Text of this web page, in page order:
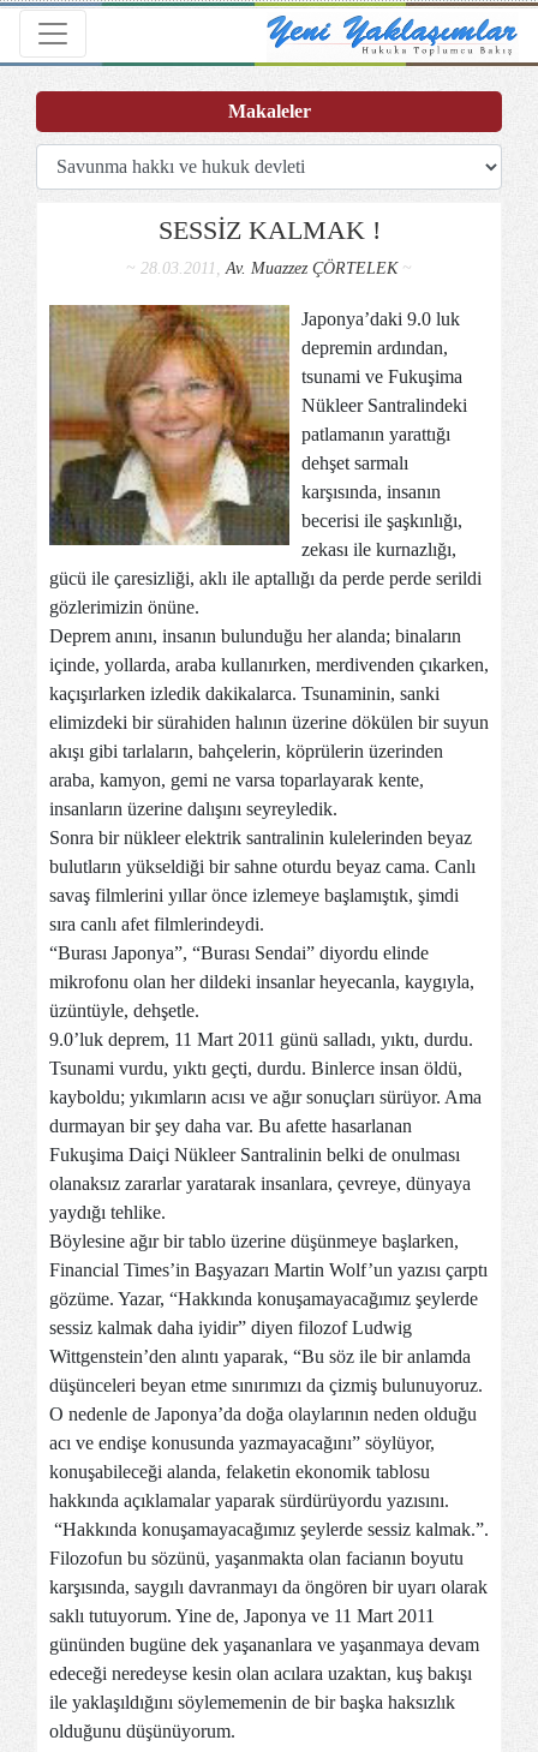
Toggle navigation
SESSİZ KALMAK !
~ 28.03.2011,Av. Muazzez ÇÖRTELEK~
Japonya’daki 9.0 luk
depremin ardından,
tsunami ve Fukuşima
Nükleer Santralindeki
patlamanın yarattığı
dehşet sarmalı
karşısında, insanın
becerisi ile şaşkınlığı,
zekası ile kurnazlığı,
gücü ile çaresizliği, aklı ile aptallığı da perde perde serildi
gözlerimizin önüne.
Deprem anını, insanın bulunduğu her alanda; binaların
içinde, yollarda, araba kullanırken, merdivenden çıkarken,
kaçışırlarken izledik dakikalarca. Tsunaminin, sanki
elimizdeki bir sürahiden halının üzerine dökülen bir suyun
akışı gibi tarlaların, bahçelerin, köprülerin üzerinden
araba, kamyon, gemi ne varsa toparlayarak kente,
insanların üzerine dalışını seyreyledik.
Sonra bir nükleer elektrik santralinin kulelerinden beyaz
bulutların yükseldiği bir sahne oturdu beyaz cama. Canlı
savaş filmlerini yıllar önce izlemeye başlamıştık, şimdi
sıra canlı afet filmlerindeydi.
“Burası Japonya”, “Burası Sendai” diyordu elinde
mikrofonu olan her dildeki insanlar heyecanla, kaygıyla,
üzüntüyle, dehşetle.
9.0’luk deprem, 11 Mart 2011 günü salladı, yıktı, durdu.
Tsunami vurdu, yıktı geçti, durdu. Binlerce insan öldü,
kayboldu; yıkımların acısı ve ağır sonuçları sürüyor. Ama
durmayan bir şey daha var. Bu afette hasarlanan
Fukuşima Daiçi Nükleer Santralinin belki de onulması
olanaksız zararlar yaratarak insanlara, çevreye, dünyaya
yaydığı tehlike.
Böylesine ağır bir tablo üzerine düşünmeye başlarken,
Financial Times’in Başyazarı Martin Wolf’un yazısı çarptı
gözüme. Yazar, “Hakkında konuşamayacağımız şeylerde
sessiz kalmak daha iyidir” diyen filozof Ludwig
Wittgenstein’den alıntı yaparak, “Bu söz ile bir anlamda
düşünceleri beyan etme sınırımızı da çizmiş bulunuyoruz.
O nedenle de Japonya’da doğa olaylarının neden olduğu
acı ve endişe konusunda yazmayacağını” söylüyor,
konuşabileceği alanda, felaketin ekonomik tablosu
hakkında açıklamalar yaparak sürdürüyordu yazısını.
“Hakkında konuşamayacağımız şeylerde sessiz kalmak.”.
Filozofun bu sözünü, yaşanmakta olan facianın boyutu
karşısında, saygılı davranmayı da öngören bir uyarı olarak
saklı tutuyorum. Yine de, Japonya ve 11 Mart 2011
gününden bugüne dek yaşananlara ve yaşanmaya devam
edeceği neredeyse kesin olan acılara uzaktan, kuş bakışı
ile yaklaşıldığını söylememenin de bir başka haksızlık
olduğunu düşünüyorum.
Makaleler